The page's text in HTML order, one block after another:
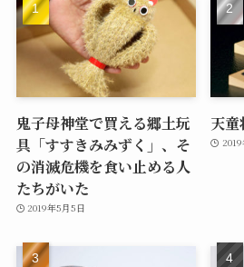
鬼子母神堂で買える郷土玩
具「すすきみみずく」、そ
の消滅危機を食い止める人
たちがいた
2019年5月5日
天